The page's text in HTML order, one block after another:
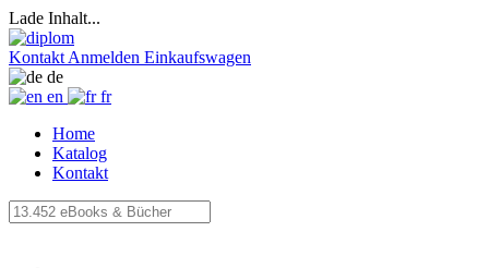
Lade Inhalt...
Kontakt Anmelden Einkaufswagen
de
en
fr
Home
Katalog
Kontakt